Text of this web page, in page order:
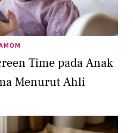
Time pada Anak
Menurut Ahli